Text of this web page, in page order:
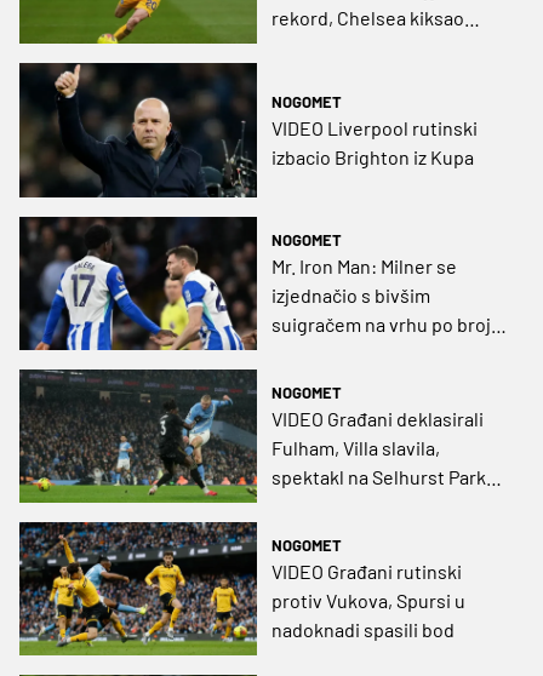
rekord, Chelsea kiksao
NOGOMET
VIDEO Liverpool rutinski
izbacio Brighton iz Kupa
NOGOMET
Mr. Iron Man: Milner se
izjednačio s bivšim
suigračem na vrhu po broju
NOGOMET
VIDEO Građani deklasirali
Fulham, Villa slavila,
spektakl na Selhurst Parku
NOGOMET
VIDEO Građani rutinski
protiv Vukova, Spursi u
nadoknadi spasili bod